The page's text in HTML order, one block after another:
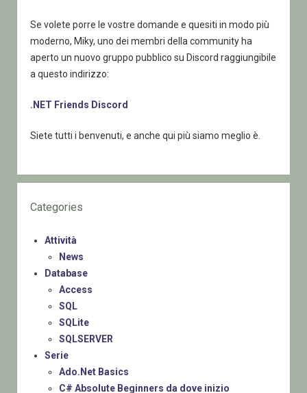
Se volete porre le vostre domande e quesiti in modo più
moderno, Miky, uno dei membri della community ha
aperto un nuovo gruppo pubblico su Discord raggiungibile
a questo indirizzo:
.NET Friends Discord
Siete tutti i benvenuti, e anche qui più siamo meglio è.
Categories
Attività
News
Database
Access
SQL
SQLite
SQLSERVER
Serie
Ado.Net Basics
C# Absolute Beginners da dove inizio